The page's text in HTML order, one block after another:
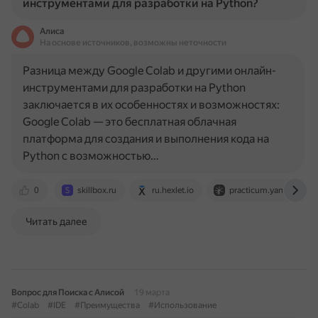
инструментами для разработки на Python?
Алиса
На основе источников, возможны неточности
0 skillbox.ru ru.hexlet.io practicum.yandex.ru
Разница между Google Colab и другими онлайн-
инструментами для разработки на Python
заключается в их особенностях и возможностях:
Google Colab — это бесплатная облачная
платформа для создания и выполнения кода на
Python с возможностью…
Читать далее
Вопрос для Поиска с Алисой
19 марта
#Colab
#IDE #Преимущества #Использование